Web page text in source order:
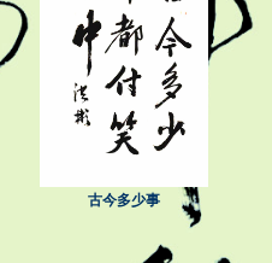
古今多少事